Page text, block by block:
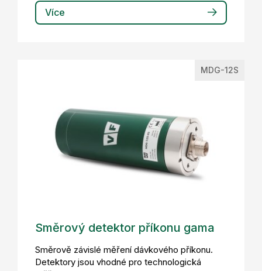
Více
MDG-12S
Směrový detektor příkonu gama
Směrově závislé měření dávkového příkonu.
Detektory jsou vhodné pro technologická